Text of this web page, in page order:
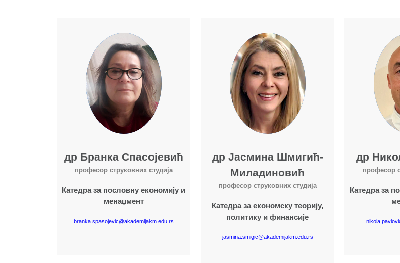
Више о наставнику Више о наставнику Више
др Бранка Спасојевић
професор струковних студија
Катедра за пословну економију и
менаџмент
branka.spasojevic@akademijakm.edu.rs
др Јасмина Шмигић-
Миладиновић
професор струковних студија
Катедра за економску теорију,
политику и финансије
jasmina.smigic@akademijakm.edu.rs
др
професор
Катедра за